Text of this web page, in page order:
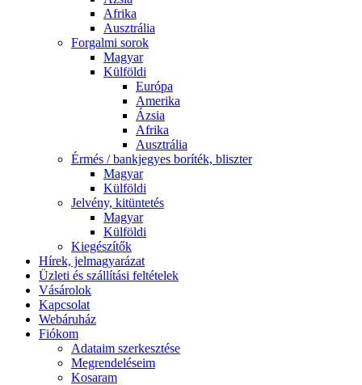
Afrika
Ausztrália
Forgalmi sorok
Magyar
Külföldi
Európa
Amerika
Ázsia
Afrika
Ausztrália
Érmés / bankjegyes boríték, bliszter
Magyar
Külföldi
Jelvény, kitüntetés
Magyar
Külföldi
Kiegészítők
Hírek, jelmagyarázat
Üzleti és szállítási feltételek
Vásárolok
Kapcsolat
Webáruház
Fiókom
Adataim szerkesztése
Megrendeléseim
Kosaram